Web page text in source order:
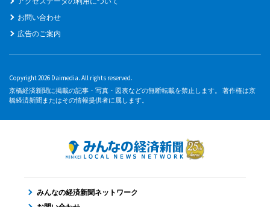
お問い合わせ
広告のご案内
Copyright 2026 Daimedia. All rights reserved.
京橋経済新聞に掲載の記事・写真・図表などの無断転載を禁止します。 著作権は京
橋経済新聞またはその情報提供者に属します。
みんなの経済新聞ネットワーク